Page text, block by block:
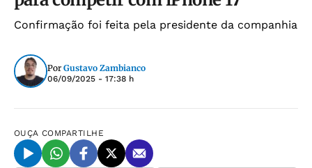
Confirmação foi feita pela presidente da companhia
Por Gustavo Zambianco
06/09/2025 - 17:38 h
OUÇA COMPARTILHE